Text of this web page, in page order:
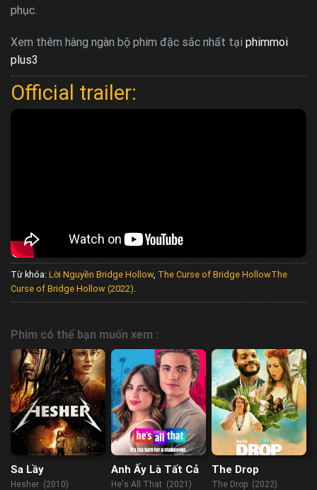
phục.
Xem thêm hàng ngàn bộ phim đặc sắc nhất tại phimmoi
plus3
Official trailer:
Từ khóa: Lời Nguyền Bridge Hollow, The Curse of Bridge HollowThe
Curse of Bridge Hollow (2022).
Phim có thể bạn muốn xem :
Sa Lầy
Hesher (2010)
Anh Ấy Là Tất Cả
He's All That (2021)
The Drop
The Drop (2022)